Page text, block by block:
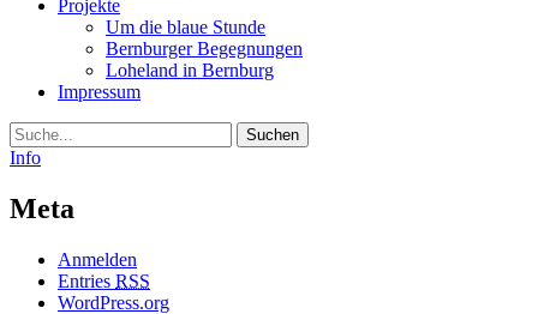
Projekte
Um die blaue Stunde
Bernburger Begegnungen
Loheland in Bernburg
Impressum
Suche
Info
Meta
Anmelden
Entries RSS
WordPress.org